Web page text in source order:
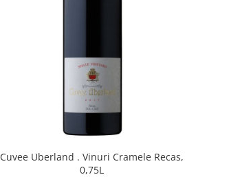
Cuvee Uberland . Vinuri Cramele Recas,
0,75L